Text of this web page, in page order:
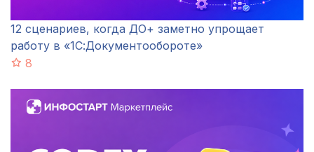
12 сценариев, когда ДО+ заметно упрощает
работу в «1С:Документообороте»
8